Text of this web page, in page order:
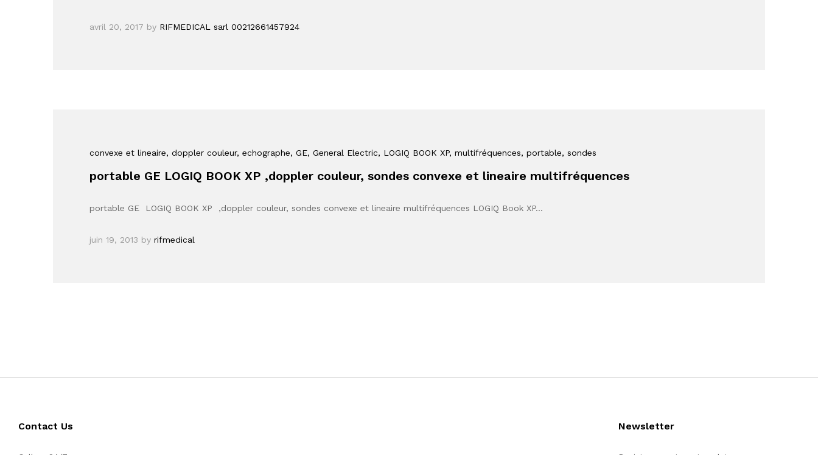
avril 20, 2017 by RIFMEDICAL sarl 00212661457924
convexe et lineaire, doppler couleur, echographe, GE, General Electric, LOGIQ BOOK XP, multifréquences, portable, sondes
portable GE LOGIQ BOOK XP ,doppler couleur, sondes convexe et lineaire multifréquences
portable GE LOGIQ BOOK XP ,doppler couleur, sondes convexe et lineaire multifréquences LOGIQ Book XP…
juin 19, 2013 by rifmedical
Contact Us Newsletter